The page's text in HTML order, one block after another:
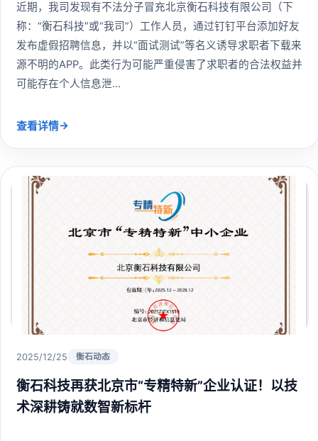
近期，我司发现有不法分子冒充北京衡石科技有限公司（下
称：“衡石科技”或“我司”）工作人员，通过钉钉平台添加好友
发布虚假招聘信息，并以“面试测试”等名义诱导求职者下载来
源不明的APP。此类行为可能严重侵害了求职者的合法权益并
可能存在个人信息泄...
查看详情→
2025/12/25 衡石动态
衡石科技再获北京市“专精特新”企业认证！以技
术深耕铸就数智新标杆